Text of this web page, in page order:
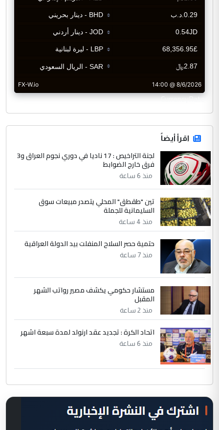
CurrencyRate
اقرأ أيضاً
لجنة التراخيص : 17 ناديا في دوري نجوم العراق و3
فرق خارج الضوابط
منذ 6 ساعة
تين "طقطق" المحلي يتصدر مبيعات سوق
السليمانية للجملة
منذ 4 ساعة
حتمية حصر السلاح المنفلت بيد الدولة العراقية
منذ 7 ساعة
مستشار حكومي يكشف مصير رواتب الشهر
المقبل
منذ 2 ساعة
اتحاد الكرة : تجديد عقد ارنولد لمدة سبعة اشهر
منذ 6 ساعة